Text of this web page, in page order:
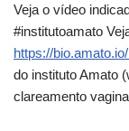
Veja o vídeo
#institutoamato
https://
do instituto Amato
clareamento